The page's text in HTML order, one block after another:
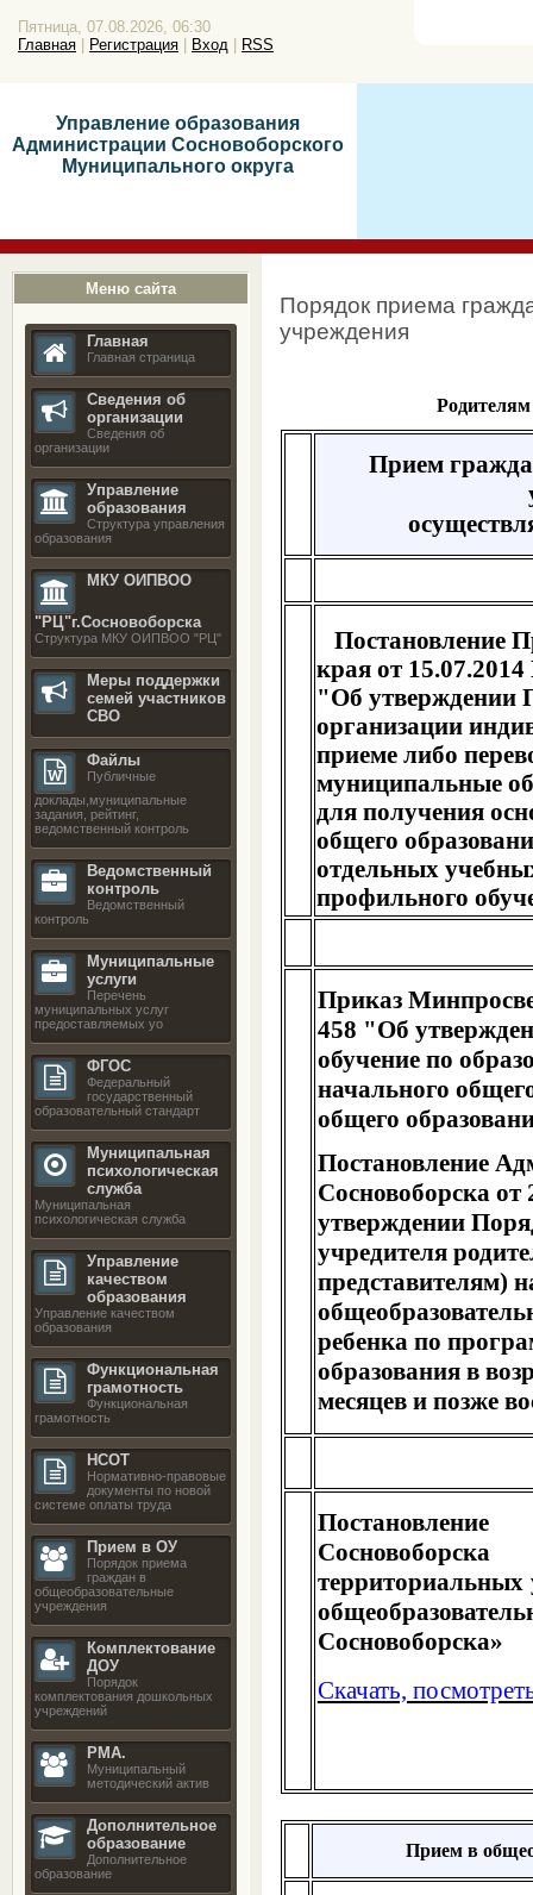
Пятница, 07.08.2026, 06:30
Главная
Регистрация Вход RSS
Управление образования
Администрации Сосновоборского
Муниципального округа
Меню сайта
Главная
Главная страница
Сведения об
организации
Сведения об
организации
Управление
образования
Структура управления
образования
МКУ ОИПВОО
"РЦ"г.Сосновоборска
Структура МКУ ОИПВОО "РЦ"
Меры поддержки
семей участников
СВО
Файлы
Публичные
доклады,муниципальные
задания, рейтинг,
ведомственный контроль
Ведомственный
контроль
Ведомственный
контроль
Муниципальные
услуги
Перечень
муниципальных услуг
предоставляемых уо
ФГОС
Федеральный
государственный
образовательный стандарт
Муниципальная
психологическая
служба
Муниципальная
психологическая служба
Управление
качеством
образования
Управление качеством
образования
Функциональная
грамотность
Функциональная
грамотность
НСОТ
Нормативно-правовые
документы по новой
системе оплаты труда
Прием в ОУ
Порядок приема
граждан в
общеобразовательные
учреждения
Комплектование
ДОУ
Порядок
комплектования дошкольных
учреждений
РМА.
Муниципальный
методический актив
Дополнительное
образование
Дополнительное
образование
Порядок приема
учреждения
Прием
Постановление
края от
"Об утверждении
организации
приеме либо
муниципальные
для получения
общего
отдельных
профильного
Приказ
458 "Об
обучение по
начального
общего
Постановление
Сосновоборска
утверждении
учредителя
представителям)
ребенка по
образования в
месяцев и позже
Сосновоборска»
Скачать,
Прием в